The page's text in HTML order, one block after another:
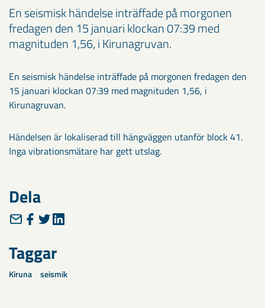
En seismisk händelse inträffade på morgonen
fredagen den 15 januari klockan 07:39 med
magnituden 1,56, i Kirunagruvan.
En seismisk händelse inträffade på morgonen fredagen den
15 januari klockan 07:39 med magnituden 1,56, i
Kirunagruvan.
Händelsen är lokaliserad till hängväggen utanför block 41.
Inga vibrationsmätare har gett utslag.
Dela
Taggar
Kiruna seismik